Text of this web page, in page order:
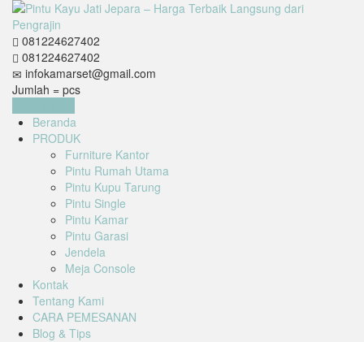
081224627402
081224627402
infokamarset@gmail.com
Jumlah = pcs
Beranda
PRODUK
Furniture Kantor
Pintu Rumah Utama
Pintu Kupu Tarung
Pintu Single
Pintu Kamar
Pintu Garasi
Jendela
Meja Console
Kontak
Tentang Kami
CARA PEMESANAN
Blog & Tips